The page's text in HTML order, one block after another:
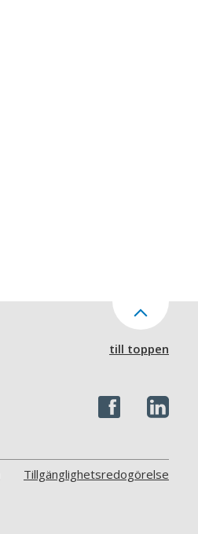
till toppen
Tillgänglighetsredogörelse